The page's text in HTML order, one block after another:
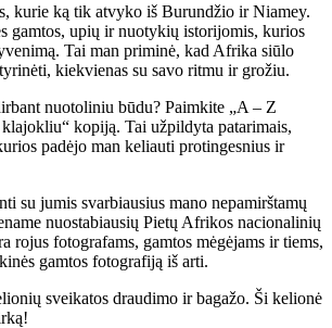
kurie ką tik atvyko iš Burundžio ir Niamey.
gamtos, upių ir nuotykių istorijomis, kurios
Tai man priminė, kad Afrika siūlo
kiekvienas su savo ritmu ir grožiu.
nuotoliniu būdu? Paimkite „A – Z
kopiją. Tai užpildyta patarimais,
padėjo man keliauti protingesnius ir
su jumis svarbiausius mano nepamirštamų
nuostabiausių Pietų Afrikos nacionalinių
rojus fotografams, gamtos mėgėjams ir tiems,
gamtos fotografiją iš arti.
sveikatos draudimo ir bagažo. Ši kelionė